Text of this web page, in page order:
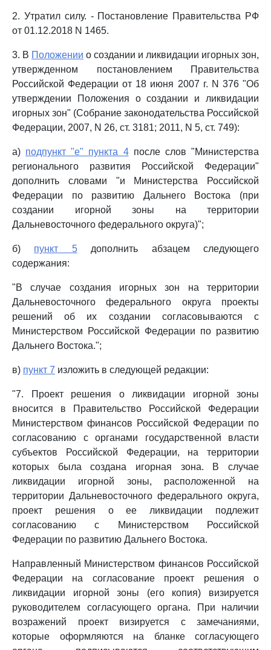
2. Утратил силу. - Постановление Правительства РФ
от 01.12.2018 N 1465.
3. В Положении о создании и ликвидации игорных зон,
утвержденном постановлением Правительства
Российской Федерации от 18 июня 2007 г. N 376 "Об
утверждении Положения о создании и ликвидации
игорных зон" (Собрание законодательства Российской
Федерации, 2007, N 26, ст. 3181; 2011, N 5, ст. 749):
а) подпункт "е" пункта 4после слов "Министерства
регионального развития Российской Федерации"
дополнить словами "и Министерства Российской
Федерации по развитию Дальнего Востока (при
создании игорной зоны на территории
Дальневосточного федерального округа)";
б) пункт 5дополнить абзацем следующего
содержания:
"В случае создания игорных зон на территории
Дальневосточного федерального округа проекты
решений об их создании согласовываются с
Министерством Российской Федерации по развитию
Дальнего Востока.";
в) пункт 7 изложить в следующей редакции:
"7. Проект решения о ликвидации игорной зоны
вносится в Правительство Российской Федерации
Министерством финансов Российской Федерации по
согласованию с органами государственной власти
субъектов Российской Федерации, на территории
которых была создана игорная зона. В случае
ликвидации игорной зоны, расположенной на
территории Дальневосточного федерального округа,
проект решения о ее ликвидации подлежит
согласованию с Министерством Российской
Федерации по развитию Дальнего Востока.
Направленный Министерством финансов Российской
Федерации на согласование проект решения о
ликвидации игорной зоны (его копия) визируется
руководителем согласующего органа. При наличии
возражений проект визируется с замечаниями,
которые оформляются на бланке согласующего